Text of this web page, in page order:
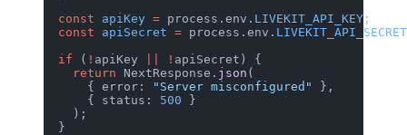
  const
apiKey = process.env.LIVEKIT_API_KEY
  const
apiSecret = process.env.
  if
( !apiKey !apiSecret) {
    return
NextResponse. json
      { error:
"Server misconfigured"
},
      { status:
500
}
    );
  }